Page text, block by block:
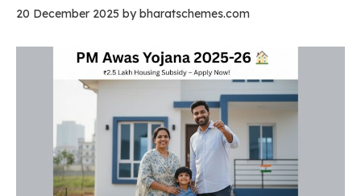
20 December 2025 bybharatschemes.com